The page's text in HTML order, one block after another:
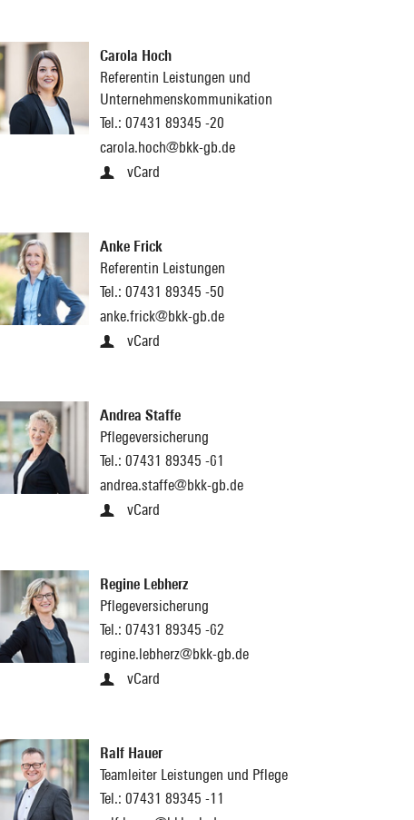
Carola Hoch
Referentin Leistungen und
Unternehmenskommunikation
Tel.: 07431 89345 -20
carola.hoch@bkk-gb.de
vCard
Anke Frick
Referentin Leistungen
Tel.: 07431 89345 -50
anke.frick@bkk-gb.de
vCard
Andrea Staffe
Pflegeversicherung
Tel.: 07431 89345 -61
andrea.staffe@bkk-gb.de
vCard
Regine Lebherz
Pflegeversicherung
Tel.: 07431 89345 -62
regine.lebherz@bkk-gb.de
vCard
Ralf Hauer
Teamleiter Leistungen und Pflege
Tel.: 07431 89345 -11